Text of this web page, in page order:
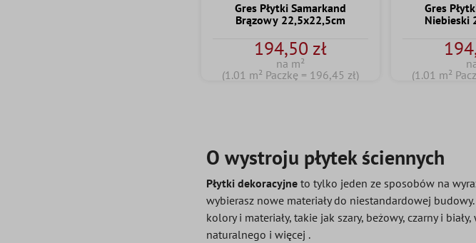
Gres Płytki Samarkand
Brązowy 22,5x22,5cm
194,50 zł
na m²
(1.01 m² Paczkę = 196,45 zł)
Gres
Niebieski
(1.01 m²
O wystroju płytek ściennych
Płytki dekoracyjneto tylko jeden ze sposobów na
wybierasz nowe materiały do niestandardowej
kolory i materiały, takie jak szary, beżowy, czarny i
naturalnego i więcej .